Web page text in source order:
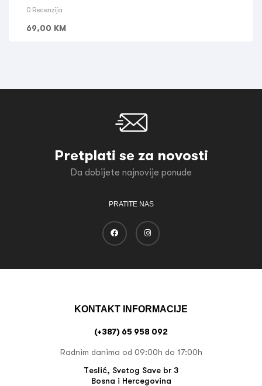
0 Recenzija
69,00 KM
Pretplati se za novosti
Da dobijete najnovije ponude
PRATITE NAS
KONTAKT INFORMACIJE
(+387) 65 958 092
Radnim danima od 09:00h do 17:00h
Teslić, Svetog Save br 3
Bosna i Hercegovina